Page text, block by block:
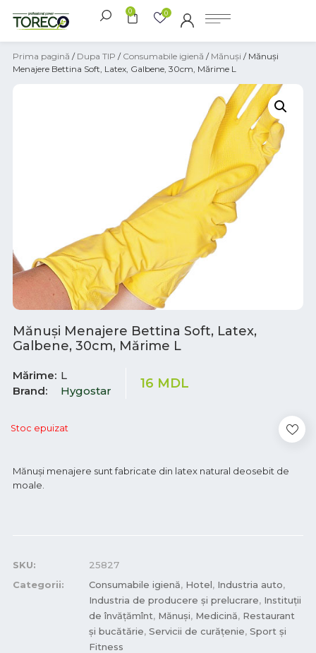
0 0
Prima pagină / Dupa TIP / Consumabile igienă / Mănuși / Mănuși
Menajere Bettina Soft, Latex, Galbene, 30cm, Mărime L
Mănuși Menajere Bettina Soft, Latex,
Galbene, 30cm, Mărime L
Mărime L
Brand
Hygostar 16 MDL
Stoc epuizat
Mănuși menajere sunt fabricate din latex natural deosebit de
moale.
SKU:
25827
Categorii:
Consumabile igienă, Hotel, Industria auto,
Industria de producere și prelucrare, Instituții
de învățămînt, Mănuși, Medicină, Restaurant
și bucătărie, Servicii de curățenie, Sport și
Fitness